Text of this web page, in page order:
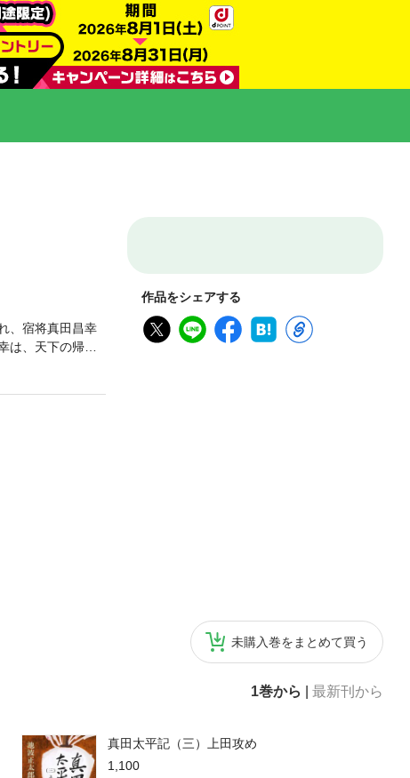
作品をシェアする
未購入巻をまとめて買う
1巻から 最新刊から
真田太平記（三）上田攻め
1,100
、宿将真田昌幸
、天下の帰趨
のだが、その